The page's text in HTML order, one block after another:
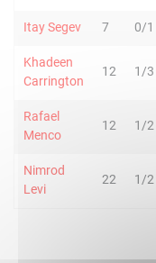
Itay Segev 7 0/1
Khadeen
Carrington
12 1/3
Rafael
Menco
12 1/2
Nimrod
Levi
22 1/2